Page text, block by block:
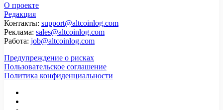
О проекте
Редакция
Контакты: support@altcoinlog.com
Реклама: sales@altcoinlog.com
Работа: job@altcoinlog.com
Предупреждение о рисках
Пользовательское соглашение
Политика конфиденциальности